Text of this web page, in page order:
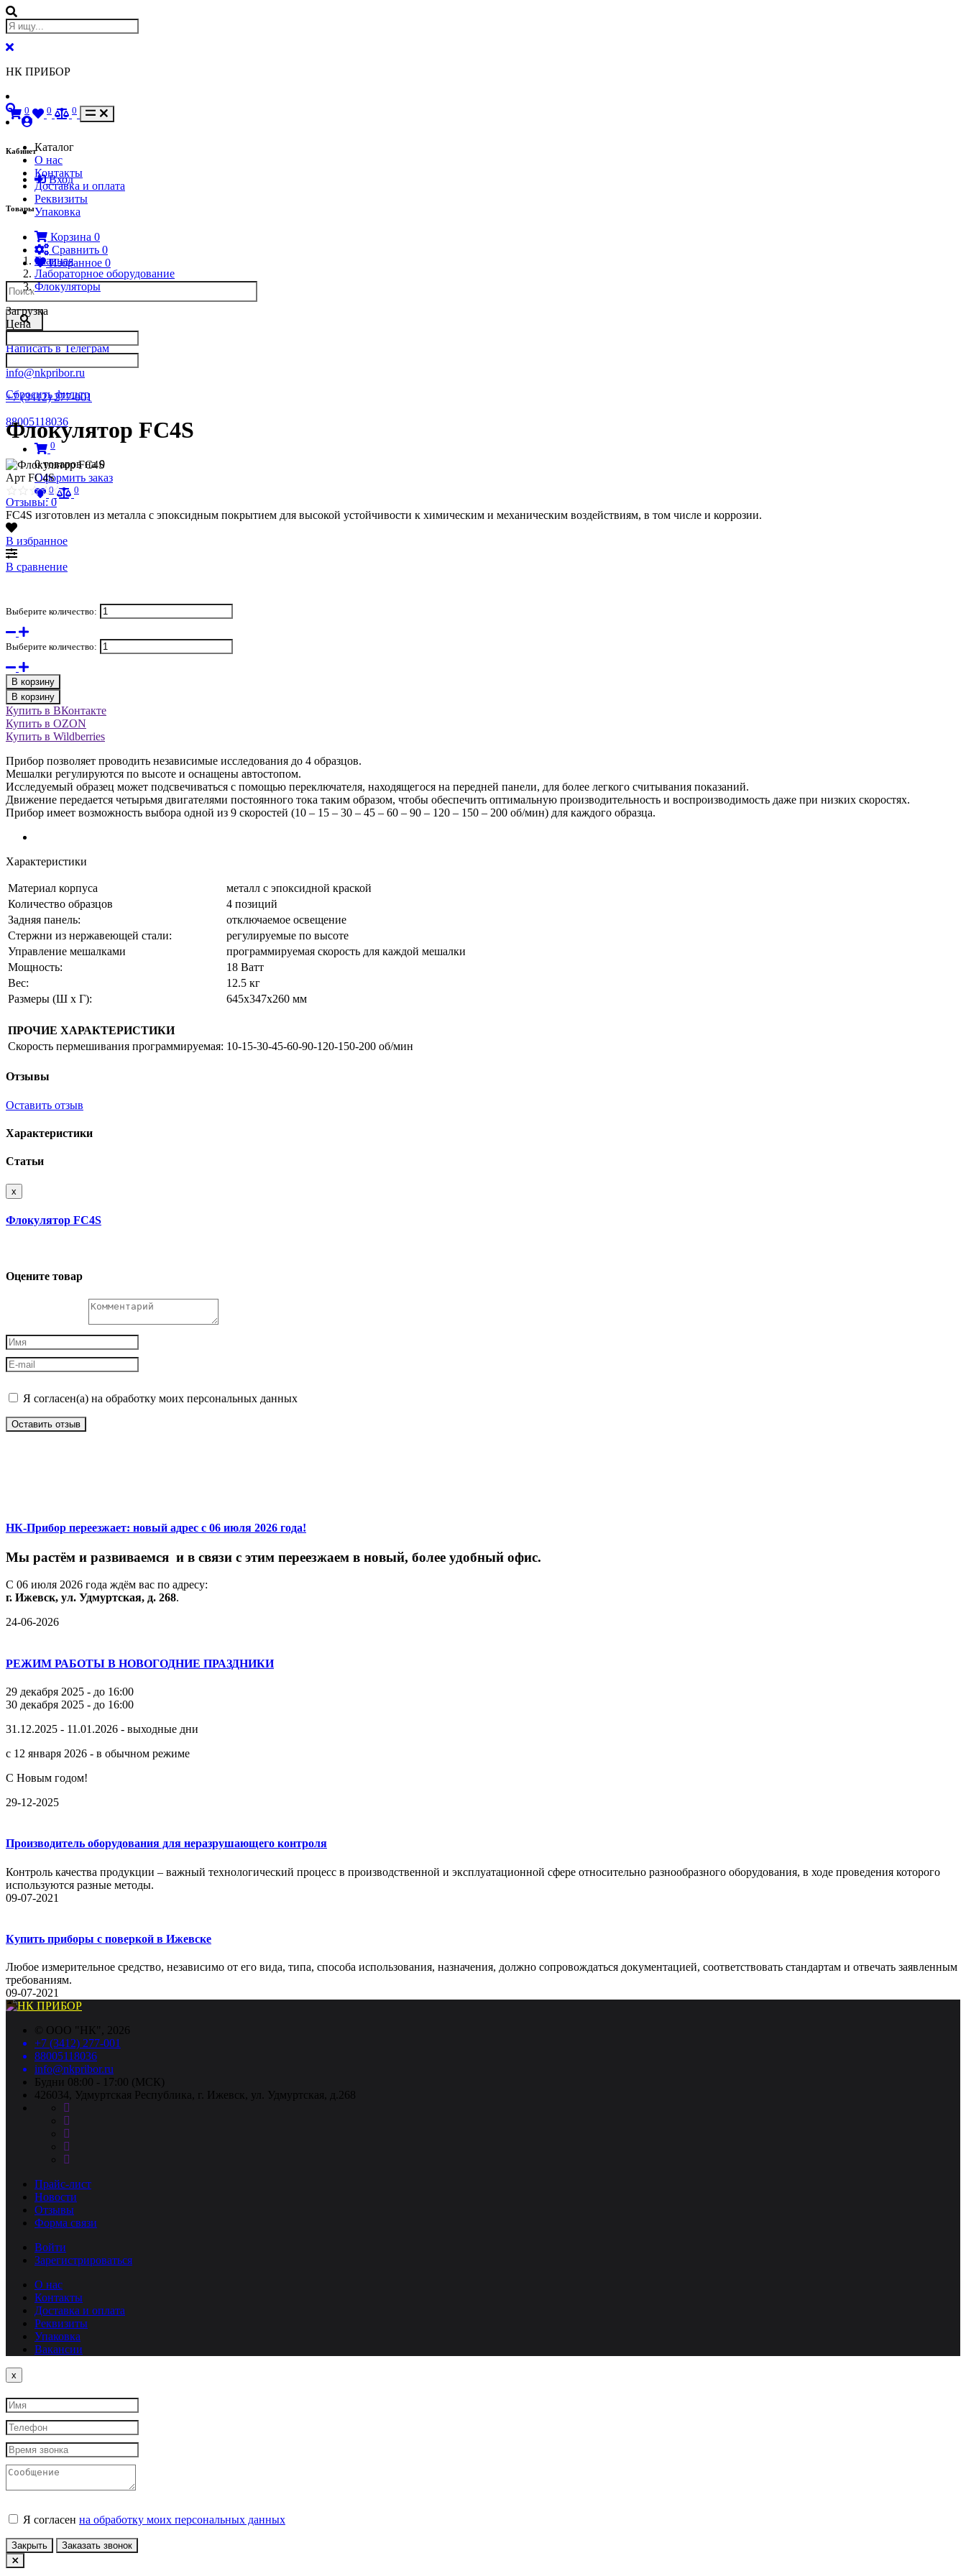
НК ПРИБОР
Кабинет
Вход
Товары
Корзина 0
Сравнить 0
Избранное 0
Написать в Телеграм
info@nkpribor.ru
+7 (3412) 277-001
88005118036
0
0 товаров на0
Оформить заказ
0 0
0 0 0
Каталог
О нас
Контакты
Доставка и оплата
Реквизиты
Упаковка
Главная
Лабораторное оборудование
Флокуляторы
Загрузка
Цена
Сбросить фильтр
Флокулятор FC4S
Арт FC4S
Отзывы: 0
FC4S изготовлен из металла с эпоксидным покрытием для высокой устойчивости к химическим и механическим воздействиям, в том числе и коррозии.
В избранное
В сравнение
Выберите количество:
Выберите количество:
В корзину
В корзину
Купить в ВКонтакте
Купить в OZON
Купить в Wildberries
Прибор позволяет проводить независимые исследования до 4 образцов.
Мешалки регулируются по высоте и оснащены автостопом.
Исследуемый образец может подсвечиваться с помощью переключателя, находящегося на передней панели, для более легкого считывания показаний.
Движение передается четырьмя двигателями постоянного тока таким образом, чтобы обеспечить оптимальную производительность и воспроизводимость даже при низких скоростях.
Прибор имеет возможность выбора одной из 9 скоростей (10 – 15 – 30 – 45 – 60 – 90 – 120 – 150 – 200 об/мин) для каждого образца.
Характеристики
Материал корпуса
металл с эпоксидной краской
Количество образцов
4 позиций
Задняя панель:
отключаемое освещение
Стержни из нержавеющей стали:
регулируемые по высоте
Управление мешалками
программируемая скорость для каждой мешалки
Мощность:
18 Вaтт
Вес:
12.5 кг
Размеры (Ш x Г):
645x347x260 мм
ПРОЧИЕ ХАРАКТЕРИСТИКИ
Скорость пермешивания программируемая: 10-15-30-45-60-90-120-150-200 об/мин
Отзывы
Оставить отзыв
Характеристики
Статьи
x
Флокулятор FC4S
Оцените товар
Я согласен(а) на обработку моих персональных данных
Оставить отзыв
НК-Прибор переезжает: новый адрес с 06 июля 2026 года!
Мы растём и развиваемся и в связи с этим переезжаем в новый, более удобный офис.
С 06 июля 2026 года ждём вас по адресу:
г. Ижевск, ул. Удмуртская, д. 268.
24-06-2026
РЕЖИМ РАБОТЫ В НОВОГОДНИЕ ПРАЗДНИКИ
29 декабря 2025 - до 16:00
30 декабря 2025 - до 16:00
31.12.2025 - 11.01.2026 - выходные дни
с 12 января 2026 - в обычном режиме
С Новым годом!
29-12-2025
Производитель оборудования для неразрушающего контроля
Контроль качества продукции – важный технологический процесс в производственной и эксплуатационной сфере относительно разнообразного оборудования, в ходе проведения которого
используются разные методы.
09-07-2021
Купить приборы с поверкой в Ижевске
Любое измерительное средство, независимо от его вида, типа, способа использования, назначения, должно сопровождаться документацией, соответствовать стандартам и отвечать заявленным
требованиям.
09-07-2021
© ООО "НК", 2026
+7 (3412) 277-001
88005118036
info@nkpribor.ru
Будни 08:00 - 17:00 (МСК)
426034, Удмуртская Республика, г. Ижевск, ул. Удмуртская, д.268
Прайс-лист
Новости
Отзывы
Форма связи
Войти
Зарегистрироваться
О нас
Контакты
Доставка и оплата
Реквизиты
Упаковка
Вакансии
x
Я согласен на обработку моих персональных данных
Закрыть Заказать звонок